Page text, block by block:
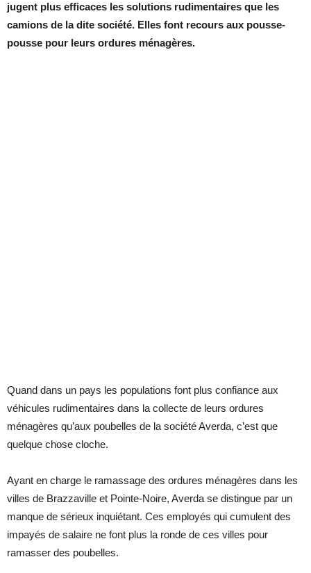
jugent plus efficaces les solutions rudimentaires que les
camions de la dite société. Elles font recours aux pousse-
pousse pour leurs ordures ménagères.
Quand dans un pays les populations font plus confiance aux
véhicules rudimentaires dans la collecte de leurs ordures
ménagères qu’aux poubelles de la société Averda, c’est que
quelque chose cloche.
Ayant en charge le ramassage des ordures ménagères dans les
villes de Brazzaville et Pointe-Noire, Averda se distingue par un
manque de sérieux inquiétant. Ces employés qui cumulent des
impayés de salaire ne font plus la ronde de ces villes pour
ramasser des poubelles.